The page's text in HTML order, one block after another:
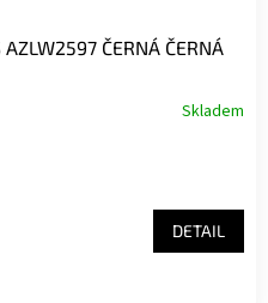
ČERNÁ ČERNÁ
Skladem
DETAIL